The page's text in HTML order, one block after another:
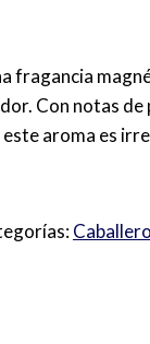
fragancia
Con notas
aroma es